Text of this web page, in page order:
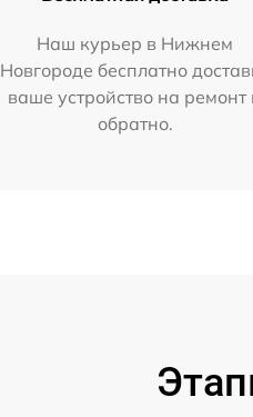
Наш курьер в Нижнем
Новгороде бесплатно
ваше устройство на ремонт
обратно.